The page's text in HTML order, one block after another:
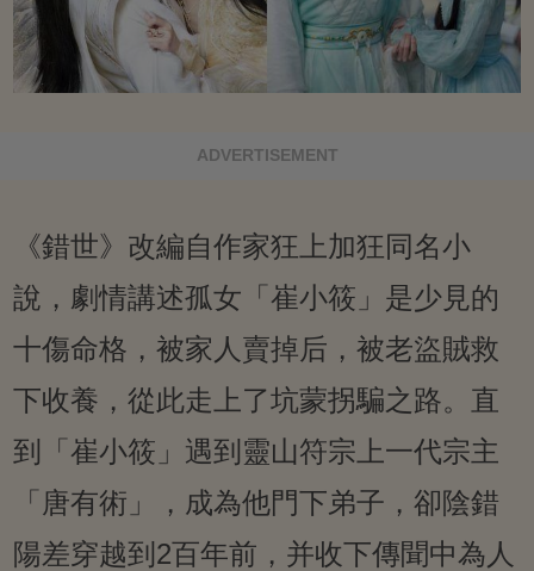
ADVERTISEMENT
《錯世》改編自作家狂上加狂同名小
說，劇情講述孤女「崔小筱」是少見的
十傷命格，被家人賣掉后，被老盜賊救
下收養，從此走上了坑蒙拐騙之路。直
到「崔小筱」遇到靈山符宗上一代宗主
「唐有術」，成為他門下弟子，卻陰錯
陽差穿越到2百年前，并收下傳聞中為人